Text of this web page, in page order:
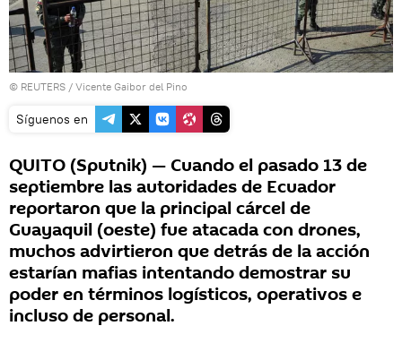
© REUTERS / Vicente Gaibor del Pino
Síguenos en
QUITO (Sputnik) — Cuando el pasado 13 de
septiembre las autoridades de Ecuador
reportaron que la principal cárcel de
Guayaquil (oeste) fue atacada con drones,
muchos advirtieron que detrás de la acción
estarían mafias intentando demostrar su
poder en términos logísticos, operativos e
incluso de personal.